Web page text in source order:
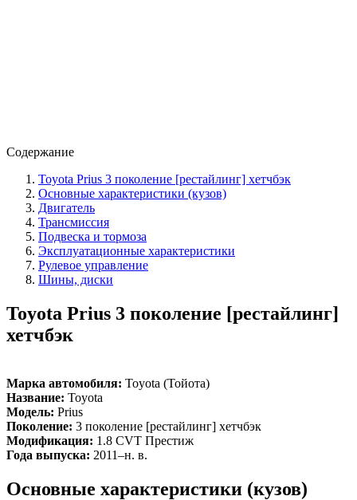
Содержание
Toyota Prius 3 поколение [рестайлинг] хетчбэк
Основные характеристики (кузов)
Двигатель
Трансмиссия
Подвеска и тормоза
Эксплуатационные характеристики
Рулевое управление
Шины, диски
Toyota Prius 3 поколение [рестайлинг]
хетчбэк
Марка автомобиля: Toyota (Тойота)
Название: Toyota
Модель: Prius
Поколение: 3 поколение [рестайлинг] хетчбэк
Модификация: 1.8 CVT Престиж
Года выпуска: 2011–н. в.
Основные характеристики (кузов)